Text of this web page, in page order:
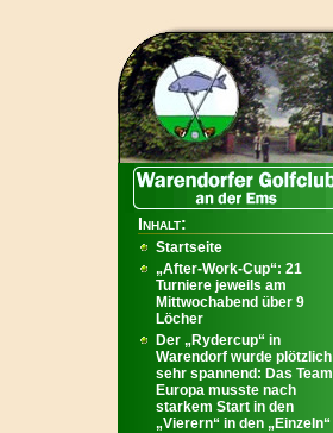
Inhalt:
Startseite
„After-Work-Cup“: 21
Turniere jeweils am
Mittwochabend über 9
Löcher
Der „Rydercup“ in
Warendorf wurde plötzlich
sehr spannend: Das Team
Europa musste nach
starkem Start in den
„Vierern“ in den „Einzeln“